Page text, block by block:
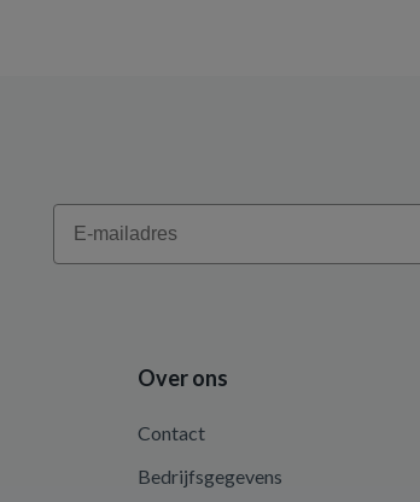
Email
Over ons
Contact
Bedrijfsgegevens